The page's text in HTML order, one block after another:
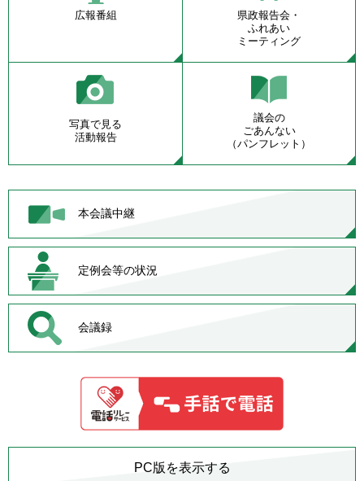
広報番組
県政報告会・
ふれあい
ミーティング
写真で見る
活動報告
議会の
ごあんない
（パンフレット）
本会議中継
定例会等の状況
会議録
PC版を表示する